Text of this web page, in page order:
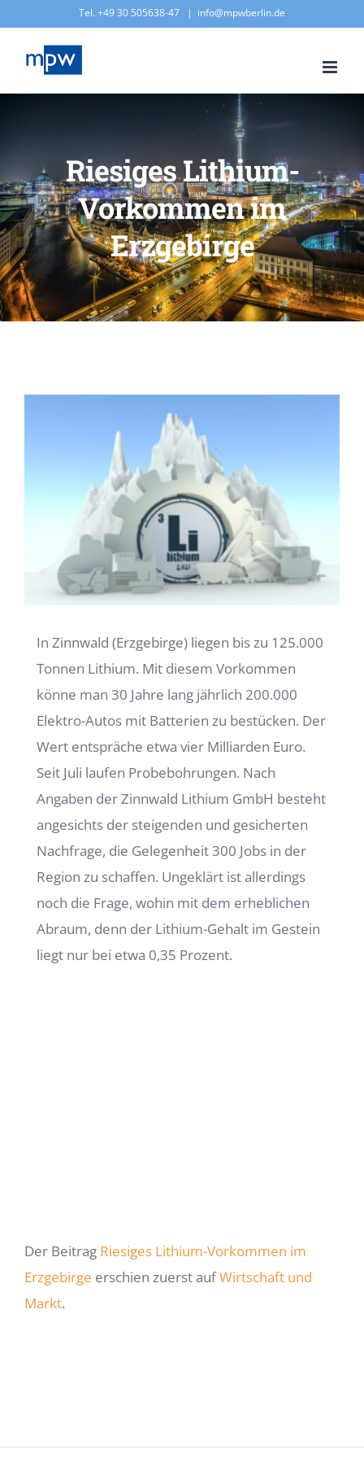
springen
Tel. +49 30 505638-47 | info@mpwberlin.de
Riesiges Lithium-
Vorkommen im
Erzgebirge
In Zinnwald (Erzgebirge) liegen bis zu 125.000
Tonnen Lithium. Mit diesem Vorkommen
könne man 30 Jahre lang jährlich 200.000
Elektro-Autos mit Batterien zu bestücken. Der
Wert entspräche etwa vier Milliarden Euro.
Seit Juli laufen Probebohrungen. Nach
Angaben der Zinnwald Lithium GmbH besteht
angesichts der steigenden und gesicherten
Nachfrage, die Gelegenheit 300 Jobs in der
Region zu schaffen. Ungeklärt ist allerdings
noch die Frage, wohin mit dem erheblichen
Abraum, denn der Lithium-Gehalt im Gestein
liegt nur bei etwa 0,35 Prozent.
Der Beitrag Riesiges Lithium-Vorkommen im
Erzgebirge erschien zuerst aufWirtschaft und
Markt.